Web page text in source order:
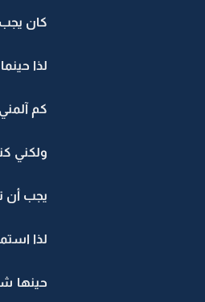
كان
لذا
كم
ولكني
يجب أن
لذا
حينها